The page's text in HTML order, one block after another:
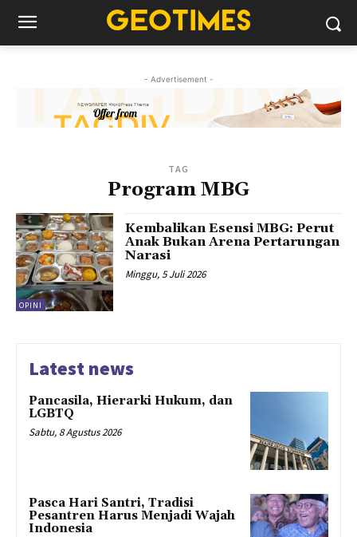
- Advertisement -
TAG
Program MBG
OPINI
Kembalikan Esensi MBG: Perut
Anak Bukan Arena Pertarungan
Narasi
Minggu, 5 Juli 2026
Latest news
Pancasila, Hierarki Hukum, dan
LGBTQ
Sabtu, 8 Agustus 2026
Pasca Hari Santri, Tradisi
Pesantren Harus Menjadi Wajah
Indonesia